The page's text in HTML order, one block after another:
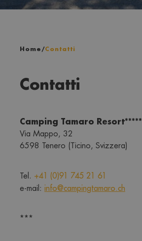
Home /Contatti
Contatti
Camping Tamaro Resort*****
Via Mappo, 32
6598 Tenero (Ticino, Svizzera)
Tel. +41 (0)91 745 21 61
e-mail: info@campingtamaro.ch
***